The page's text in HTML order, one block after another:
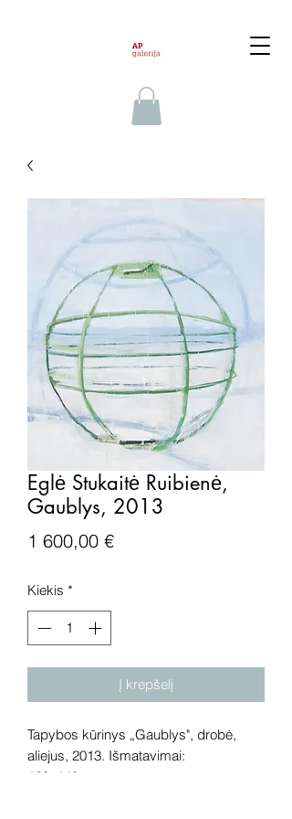
Eglė Stukaitė Ruibienė,
Gaublys, 2013
1 600,00 €Price
Kiekis *
Į krepšelį
Tapybos kūrinys „Gaublys", drobė,
aliejus, 2013. Išmatavimai:
160x140 cm.